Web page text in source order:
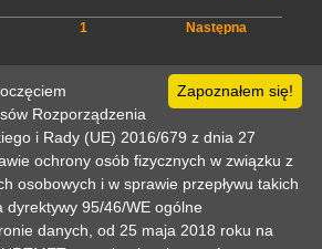
1 Następna
Informacje techniczne Politka prywatności
Odo
Mój koszyk
by :: HURTMET.PL :: Wszelkie prawa zastrzeżone
(w tym grafiki) tylko za zgodą HURTMET.PL
Regulamin
Zapoznałem się!
Rozporządzenia
i Rady (UE) 2016/679 z dnia 27
ochrony osób fizycznych w związku z
osobowych i w sprawie przepływu takich
dyrektywy 95/46/WE ogólne
danych, od 25 maja 2018 roku na